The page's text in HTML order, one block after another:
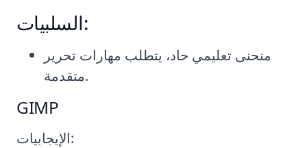
السلبيات:
منحنى تعليمي حاد، يتطلب مهارات تحرير
متقدمة.
GIMP
الإيجابيات: